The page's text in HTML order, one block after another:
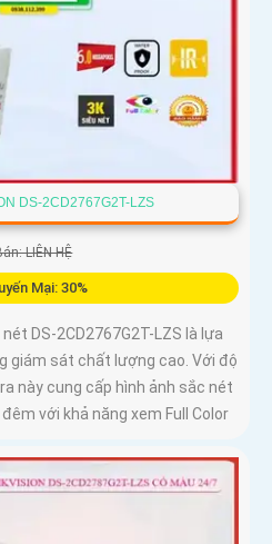
DS-2CD2767G2T-LZS
LIÊN HỆ
Mại: 30%
DS-2CD2767G2T-LZS là lựa
giám sát chất lượng cao. Với độ
này cung cấp hình ảnh sắc nét
với khả năng xem Full Color